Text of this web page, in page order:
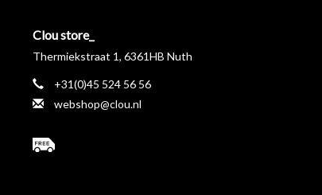
Clou store_
Thermiekstraat 1, 6361HB Nuth
+31(0)45 524 56 56
webshop@clou.nl